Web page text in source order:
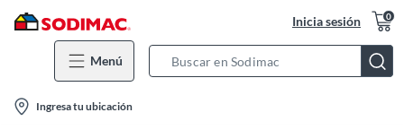
Inicia sesión 0
Menú
Bar
location-
icon
Ingresa tu ubicación